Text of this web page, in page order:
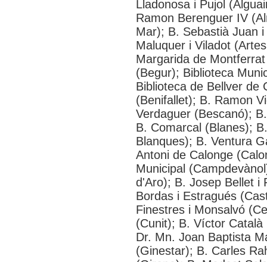
Lladonosa i Pujol
Ramon Berenguer IV
Mar); B. Sebastià Juan
Maluquer i Viladot
Margarida de
(Begur); Biblioteca
Biblioteca de Bellver de
(Benifallet); B. Ramon
Verdaguer (Bescanó);
B. Comarcal (Blanes);
Blanques); B. Ventura
Antoni de Calonge
Municipal
d'Aro); B. Josep Bellet i
Bordas i Estragués
Finestres i Monsalvó
(Cunit); B. Víctor
Dr. Mn. Joan Baptista
(Ginestar); B. Carles